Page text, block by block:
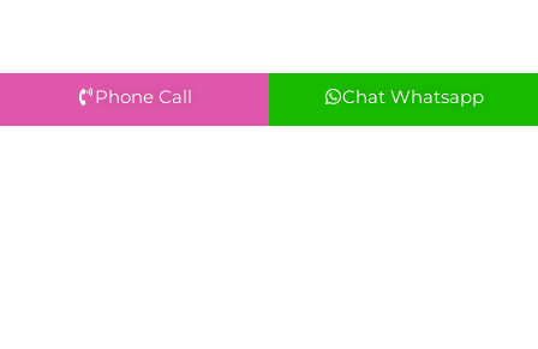
Phone Call Chat Whatsapp